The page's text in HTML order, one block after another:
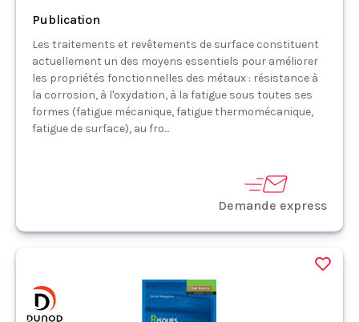
Publication
Les traitements et revêtements de surface constituent
actuellement un des moyens essentiels pour améliorer
les propriétés fonctionnelles des métaux : résistance à
la corrosion, à l'oxydation, à la fatigue sous toutes ses
formes (fatigue mécanique, fatigue thermomécanique,
fatigue de surface), au fro...
Demande express